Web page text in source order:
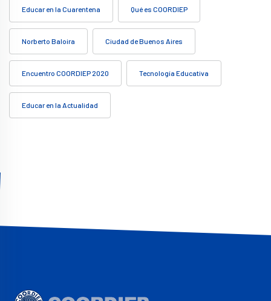
Educar en la Cuarentena Qué es COORDIEP
Norberto Baloira Ciudad de Buenos Aires
Encuentro COORDIEP 2020 Tecnología Educativa
Educar en la Actualidad